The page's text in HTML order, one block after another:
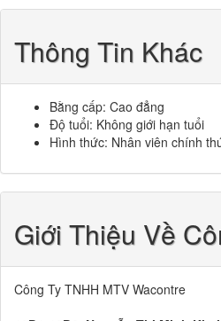
Thông Tin Khác
Bằng cấp: Cao đẳng
Độ tuổi: Không giới hạn tuổi
Hình thức: Nhân viên chính
Giới Thiệu Về
Công Ty TNHH MTV Wacontre